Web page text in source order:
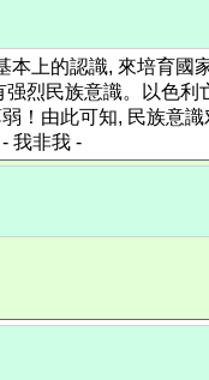
上的認識, 來培育國
烈民族意識。以色利
！由此可知, 民族意
我非我 -